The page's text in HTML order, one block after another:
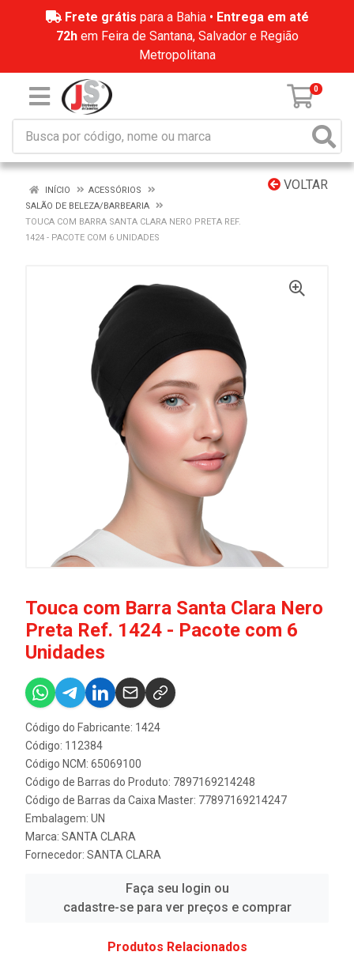
Frete grátis para a Bahia • Entrega em até
72hem Feira de Santana, Salvador e Região
Metropolitana
0
VOLTAR
INÍCIO
ACESSÓRIOS
SALÃO DE BELEZA/BARBEARIA
TOUCA COM BARRA SANTA CLARA NERO PRETA REF.
1424 - PACOTE COM 6 UNIDADES
Touca com Barra Santa Clara Nero
Preta Ref. 1424 - Pacote com 6
Unidades
Código do Fabricante: 1424
Código: 112384
Código NCM: 65069100
Código de Barras do Produto: 7897169214248
Código de Barras da Caixa Master: 77897169214247
Embalagem: UN
Marca: SANTA CLARA
Fornecedor: SANTA CLARA
Faça seu login ou
cadastre-se para ver preços e comprar
Produtos Relacionados